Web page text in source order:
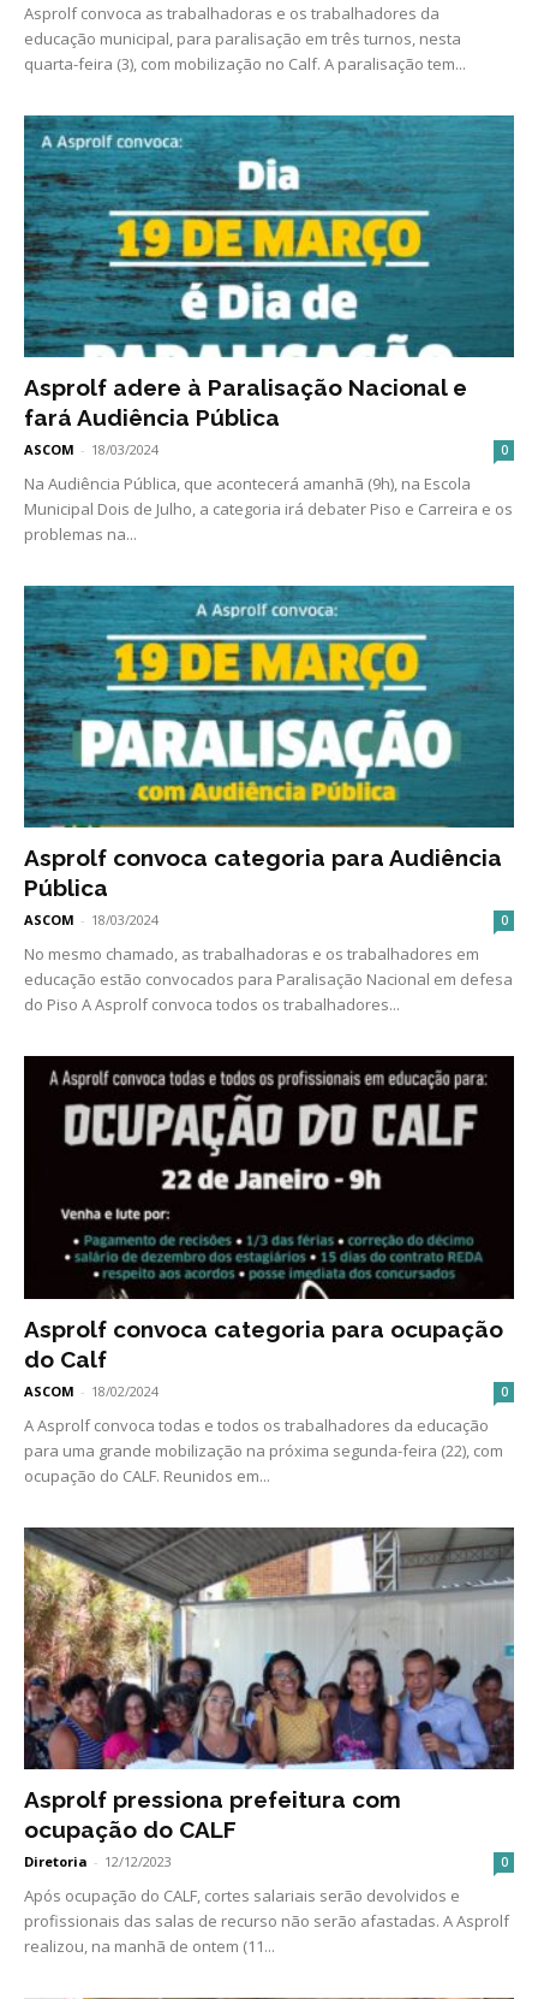
Asprolf convoca as trabalhadoras e os trabalhadores da
educação municipal, para paralisação em três turnos, nesta
quarta-feira (3), com mobilização no Calf. A paralisação tem...
Asprolf adere à Paralisação Nacional e
fará Audiência Pública
ASCOM - 18/03/2024 0
Na Audiência Pública, que acontecerá amanhã (9h), na Escola
Municipal Dois de Julho, a categoria irá debater Piso e Carreira e os
problemas na...
Asprolf convoca categoria para Audiência
Pública
ASCOM - 18/03/2024 0
No mesmo chamado, as trabalhadoras e os trabalhadores em
educação estão convocados para Paralisação Nacional em defesa
do Piso A Asprolf convoca todos os trabalhadores...
Asprolf convoca categoria para ocupação
do Calf
ASCOM - 18/02/2024 0
A Asprolf convoca todas e todos os trabalhadores da educação
para uma grande mobilização na próxima segunda-feira (22), com
ocupação do CALF. Reunidos em...
Asprolf pressiona prefeitura com
ocupação do CALF
Diretoria - 12/12/2023 0
Após ocupação do CALF, cortes salariais serão devolvidos e
profissionais das salas de recurso não serão afastadas. A Asprolf
realizou, na manhã de ontem (11...